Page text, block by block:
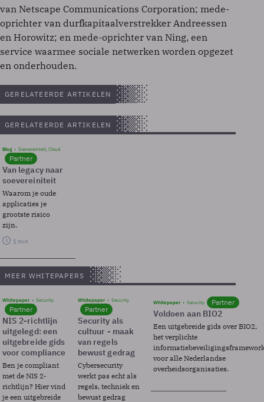
van Netscape Communications Corporation; mede-
oprichter van durfkapitaalverstrekker Andreessen
en Horowitz; en mede-oprichter van Ning, een
service waarmee sociale netwerken worden opgezet
en onderhouden.
GERELATEERDE ARTIKELEN
GERELATEERDE ARTIKELEN
Blog Soevereinteit, Cloud
Partner
Van legacy naar
soevereiniteit
Waarom je oude
applicaties je
grootste risico
zijn.
1 min
MEER WHITEPAPERS
Whitepaper Security
Partner
NIS 2-richtlijn
uitgelegd: een
uitgebreide gids
voor compliance
Ben je compliant
met de NIS 2-
richtlijn? Hier vind
je een uitgebreide
Whitepaper Security
Partner
Security als
cultuur - maak
van regels
bewust gedrag
Cybersecurity
werkt pas echt als
regels, techniek en
bewust gedrag
Whitepaper Security Partner
Voldoen aan BIO2
Een uitgebreide gids over BIO2,
het verplichte
voor alle Nederlandse
overheidsorganisaties.